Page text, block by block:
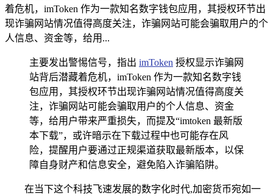
着危机，imToken 作为一款知名数字钱包应用，其授权环节出
现诈骗网站情况值得高度关注，诈骗网站可能会骗取用户的个
人信息、资金等，给用...
主要发出警惕信号，指出 imToken 授权显示诈骗网
站背后潜藏着危机，imToken 作为一款知名数字钱
包应用，其授权环节出现诈骗网站情况值得高度关
注，诈骗网站可能会骗取用户的个人信息、资金
等，给用户带来严重损失，而提及“imtoken 最新版
本下载”，或许暗示在下载过程中也可能存在风
险，提醒用户要通过正规渠道获取最新版本，以保
障自身财产和信息安全，避免陷入诈骗陷阱。
在当下这个科技飞速发展的数字化时代,加密货币宛如一